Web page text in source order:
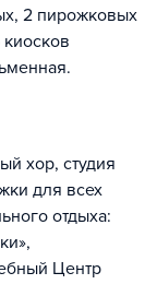
2 пирожковых
хор, студия
для всех
отдыха:
Центр